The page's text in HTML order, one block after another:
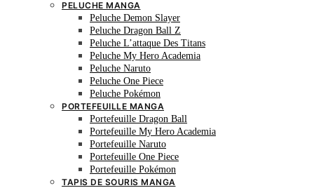
PELUCHE MANGA
Peluche Demon Slayer
Peluche Dragon Ball Z
Peluche L’attaque Des Titans
Peluche My Hero Academia
Peluche Naruto
Peluche One Piece
Peluche Pokémon
PORTEFEUILLE MANGA
Portefeuille Dragon Ball
Portefeuille My Hero Academia
Portefeuille Naruto
Portefeuille One Piece
Portefeuille Pokémon
TAPIS DE SOURIS MANGA